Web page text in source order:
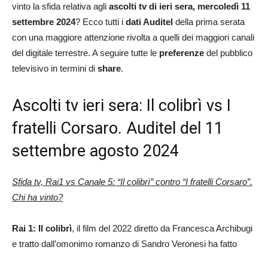
vinto la sfida relativa agli ascolti tv di ieri sera, mercoledì 11
settembre 2024? Ecco tutti i dati Auditel della prima serata
con una maggiore attenzione rivolta a quelli dei maggiori canali
del digitale terrestre. A seguire tutte le preferenze del pubblico
televisivo in termini di share.
Ascolti tv ieri sera: Il colibrì vs I
fratelli Corsaro. Auditel del 11
settembre agosto 2024
Sfida tv, Rai1 vs Canale 5: “Il colibrì” contro “I fratelli Corsaro”.
Chi ha vinto?
Rai 1: Il colibrì, il film del 2022 diretto da Francesca Archibugi
e tratto dall’omonimo romanzo di Sandro Veronesi ha fatto